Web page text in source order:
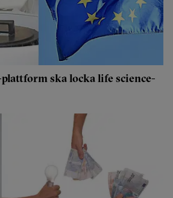
ska locka life science-